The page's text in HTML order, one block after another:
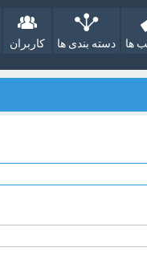
ها دسته بندی ها کاربران